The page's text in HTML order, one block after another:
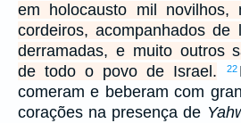
em holocausto mil novilhos,
cordeiros, acompanhados de
derramadas, e muito outros
de todo o povo de Israel.
22
comeram e beberam com
corações na presença de